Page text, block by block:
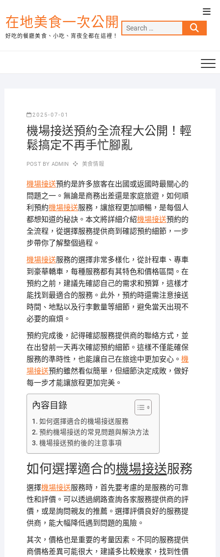
to
content
在地美食一次公開
好吃的餐廳美食、小吃、宵夜全都在這裡！
Search
…
2025-07-01
機場接送預約全流程大公開！輕
鬆搞定不再手忙腳亂
POST BY ADMIN 美食情報
機場接送預約是許多旅客在出國或返國時最關心的
問題之一。無論是商務出差還是家庭旅遊，如何順
利預約機場接送服務，讓旅程更加順暢，是每個人
都想知道的秘訣。本文將詳細介紹機場接送預約的
全流程，從選擇服務提供商到確認預約細節，一步
步帶你了解整個過程。
機場接送服務的選擇非常多樣化，從計程車、專車
到豪華轎車，每種服務都有其特色和價格區間。在
預約之前，建議先確認自己的需求和預算，這樣才
能找到最適合的服務。此外，預約時還需注意接送
時間、地點以及行李數量等細節，避免當天出現不
必要的麻煩。
預約完成後，記得確認服務提供商的聯絡方式，並
在出發前一天再次確認預約細節。這樣不僅能確保
服務的準時性，也能讓自己在旅途中更加安心。 機
場接送預約雖然看似簡單，但細節決定成敗，做好
每一步才能讓旅程更加完美。
內容目錄
如何選擇適合的機場接送服務
預約機場接送的常見問題與解決方法
機場接送預約後的注意事項
如何選擇適合的機場接送服務
選擇機場接送服務時，首先要考慮的是服務的可靠
性和評價。可以透過網路查詢各家服務提供商的評
價，或是詢問親友的推薦。選擇評價良好的服務提
供商，能大幅降低遇到問題的風險。
其次，價格也是重要的考量因素。不同的服務提供
商價格差異可能很大，建議多比較幾家，找到性價